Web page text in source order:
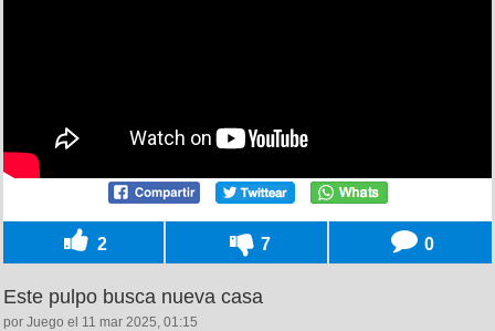
2 7 0
Este pulpo busca nueva casa
por Juego el 11 mar 2025, 01:15